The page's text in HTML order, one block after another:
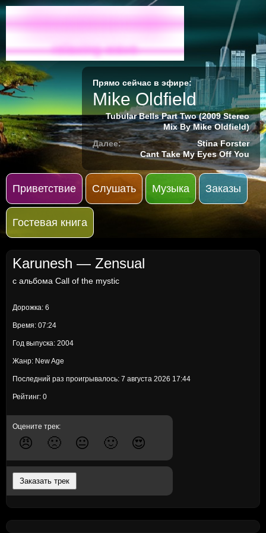
Radio-M
relaxing wave
Прямо сейчас в эфире:
Mike Oldfield
Tubular Bells Part Two (2009 Stereo
Mix By Mike Oldfield)
Далее:
Stina Forster
Cant Take My Eyes Off You
Приветствие Слушать Музыка Заказы
Гостевая книга
Karunesh — Zensual
с альбома Call of the mystic
Дорожка: 6
Время: 07:24
Год выпуска: 2004
Жанр: New Age
Последний раз проигрывалось: 7 августа 2026 17:44
Рейтинг: 0
Оцените трек:
😠 🙁 😐 🙂 😍
Заказать трек